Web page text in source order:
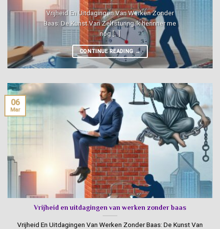
Vrijheid En Uitdagingen Van Werken Zonder
Baas: De Kunst Van Zelfsturing Ik herinner me
nog [...]
CONTINUE READING →
Vrijheid en uitdagingen van werken zonder baas
Vrijheid En Uitdagingen Van Werken Zonder Baas: De Kunst Van
06
Mar